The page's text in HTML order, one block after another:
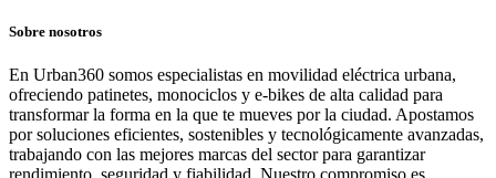
Sobre nosotros
En Urban360 somos especialistas en movilidad eléctrica urbana,
ofreciendo patinetes, monociclos y e-bikes de alta calidad para
transformar la forma en la que te mueves por la ciudad. Apostamos
por soluciones eficientes, sostenibles y tecnológicamente avanzadas,
trabajando con las mejores marcas del sector para garantizar